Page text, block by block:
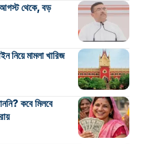
আগস্ট থেকে, বড়
নিয়ে মামলা খারিজ
কবে মিলবে